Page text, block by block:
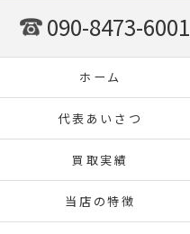
090-8473-6001
ホーム
代表あいさつ
買取実績
当店の特徴